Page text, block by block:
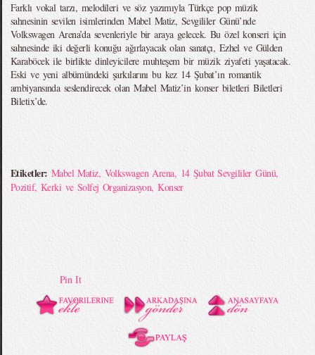
Farklı vokal tarzı, melodileri ve söz yazımıyla Türkçe pop müzik
sahnesinin sevilen isimlerinden Mabel Matiz, Sevgililer Günü’nde
Volkswagen Arena’da sevenleriyle bir araya gelecek. Bu özel konseri için
sahnesinde iki değerli konuğu ağırlayacak olan sanatçı, Ezhel ve Gülden
Karaböcek ile birlikte dinleyicilere muhteşem bir müzik ziyafeti yaşatacak.
Eski ve yeni albümündeki şarkılarını bu kez 14 Şubat’ın romantik
ambiyansında seslendirecek olan Mabel Matiz’in konser biletleri Biletleri
Biletix’de.
Etiketler: Mabel Matiz, Volkswagen Arena, 14 Şubat Sevgililer Günü,
Pozitif, Kerki ve Solfej Organizasyon,Konser
Pin It